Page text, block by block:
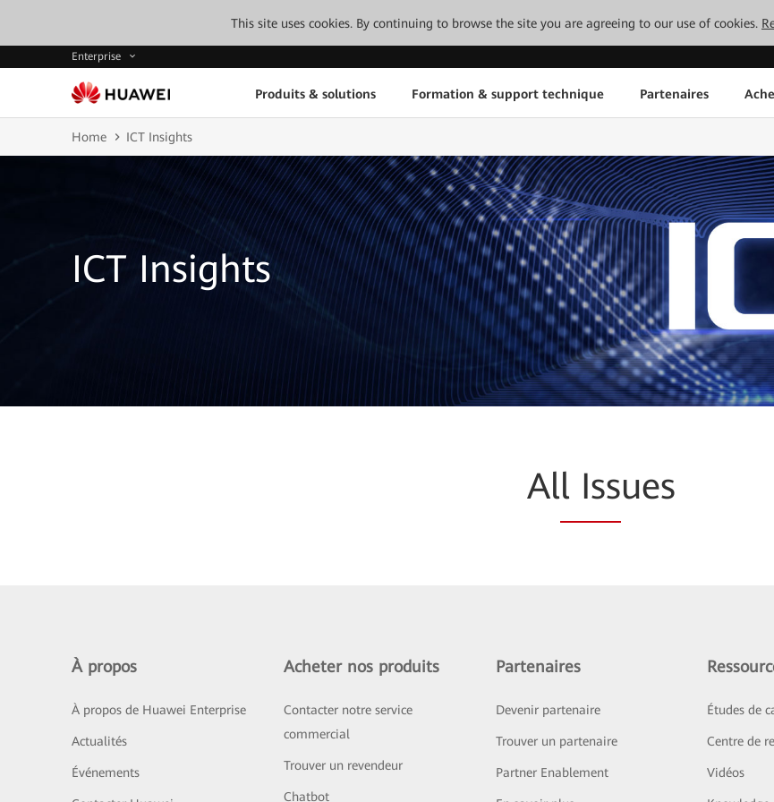
This site uses cookies. By continuing to browse the site you are agreeing to our use of cookies.
Enterprise
Produits & solutions Formation & support technique Partenaires
Home ICT Insights
ICT Insights
All Issues
À propos
À propos de Huawei Enterprise
Actualités
Événements
Acheter nos produits
Contacter notre service
commercial
Trouver un revendeur
Chatbot
Partenaires
Devenir partenaire
Trouver un partenaire
Partner Enablement
Études de
Centre de
Vidéos